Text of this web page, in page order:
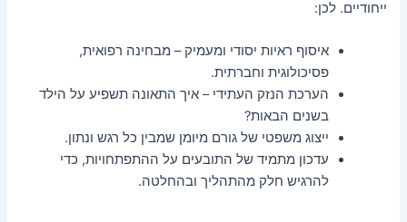
ייחודיים. לכן:
איסוף ראיות יסודי ומעמיק – מבחינה רפואית,
פסיכולוגית וחברתית.
הערכת הנזק העתידי – איך התאונה תשפיע על הילד
בשנים הבאות?
ייצוג משפטי של גורם מיומן שמבין כל רגש ונתון.
עדכון מתמיד של התובעים על ההתפתחויות, כדי
להרגיש חלק מהתהליך ובהחלטה.